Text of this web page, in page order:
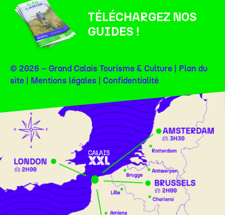
TÉLÉCHARGEZ NOS
GUIDES !
© 2026 – Grand Calais Tourisme & Culture | Plan du
site
Mentions légales Confidentialité